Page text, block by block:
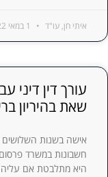
איתי חן, עו"ד
עורך דין דיני
שאת בהיריון
אישה בשנות
חשבונות במשרד
היא מתלבטת אם עליה